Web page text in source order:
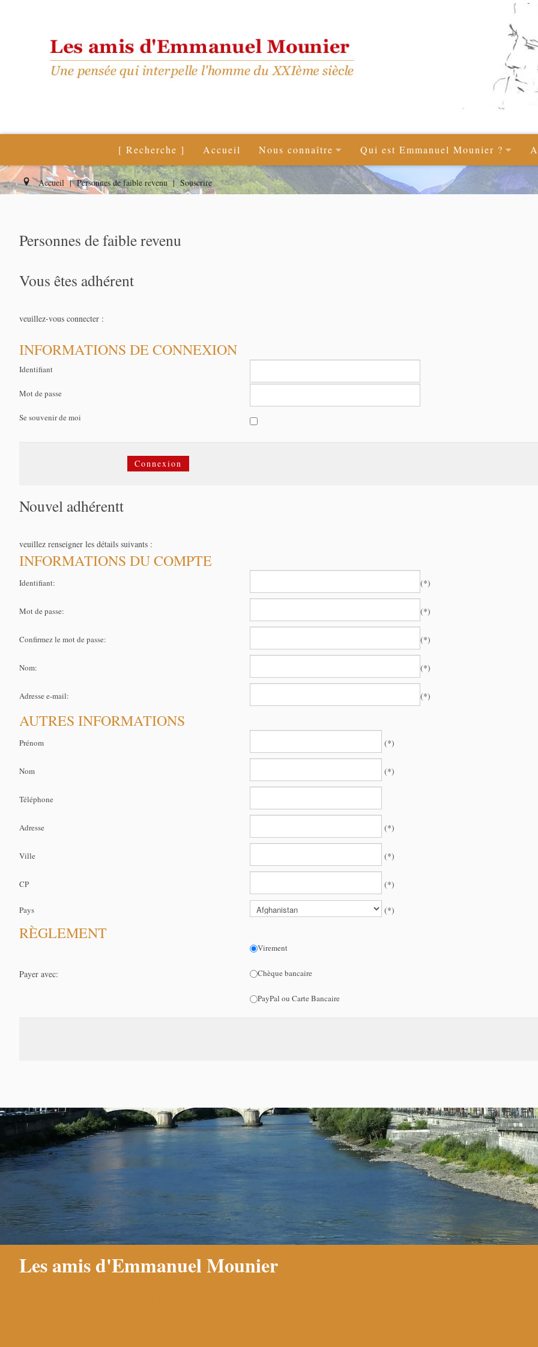
[ Recherche ] Accueil Nous connaître Qui est Emmanuel Mounier ?
Accueil | Personnes de faible revenu | Souscrire
Personnes de faible revenu
Vous êtes adhérent
veuillez-vous connecter :
INFORMATIONS DE CONNEXION
Identifiant
Mot de passe
Se souvenir de moi
Connexion
Nouvel adhérentt
veuillez renseigner les détails suivants :
INFORMATIONS DU COMPTE
Identifiant: (*)
Mot de passe: (*)
Confirmez le mot de passe: (*)
Nom: (*)
Adresse e-mail: (*)
AUTRES INFORMATIONS
Prénom (*)
Nom (*)
Téléphone
Adresse (*)
Ville (*)
CP (*)
Pays (*)
RÈGLEMENT
Payer avec:
Virement
Chèque bancaire
PayPal ou Carte Bancaire
Les amis d'Emmanuel Mounier